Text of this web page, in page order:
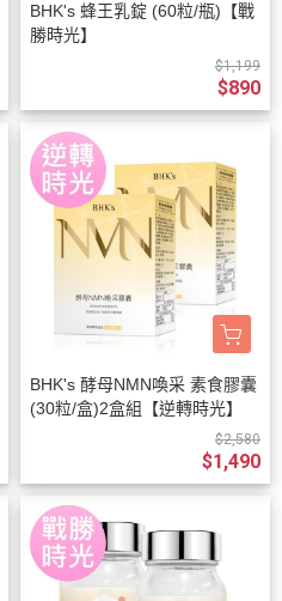
BHK's 蜂王乳錠 (60粒/瓶)【戰
勝時光】
$1,199
$890
BHK's 酵母NMN喚采 素食膠囊
(30粒/盒)2盒組【逆轉時光】
$2,580
$1,490